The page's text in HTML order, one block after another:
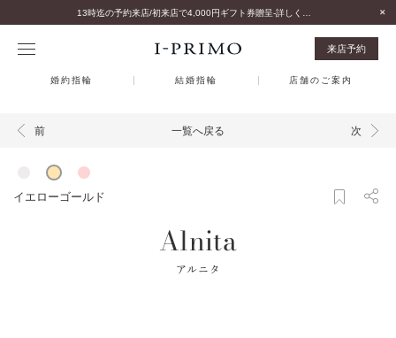
来店予約
婚約指輪 結婚指輪 店舗のご案内
前 一覧へ戻る 次
イエローゴールド
Alnita
アルニタ